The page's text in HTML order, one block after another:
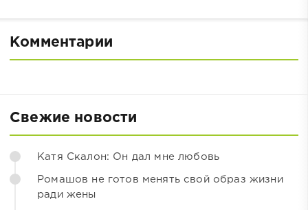
Комментарии
Свежие новости
Катя Скалон: Он дал мне любовь
Ромашов не готов менять свой образ жизни
ради жены